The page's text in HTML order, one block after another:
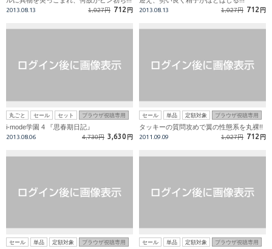
2013.08.13 1,027円 712 円 2013.08.13 1,027円 712 円
丸ごと セール セット ブラウザ視聴専用
i-mode学園 4 『思春期日記』
2013.08.06 4,730円 3,630 円
セール 単品 定額対象 ブラウザ視聴専用
タッキーの質問攻めで翼の性態系を丸裸!!
2011.09.09 1,027円 712 円
セール 単品 定額対象 ブラウザ視聴専用 セール 単品 定額対象 ブラウザ視聴専用